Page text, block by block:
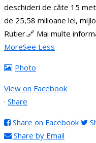
deschideri de câte 15
de 25,58 milioane lei,
Rutier.🔗 Mai multe
MoreSee Less
Photo
View on Facebook
· Share
Share on Facebook
Share by Email